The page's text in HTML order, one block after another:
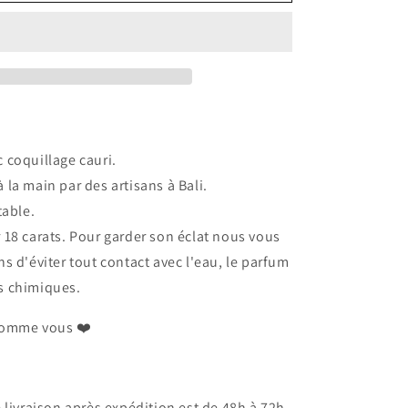
coquillage cauri.
la main par des artisans à Bali.
carats. Pour garder son éclat nous vous
d'éviter tout contact avec l'eau, le parfum
chimiques.
vous ❤️